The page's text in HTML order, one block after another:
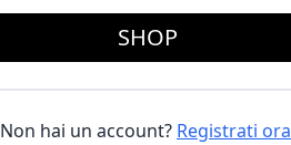
SHOP
Non hai un account? Registrati ora